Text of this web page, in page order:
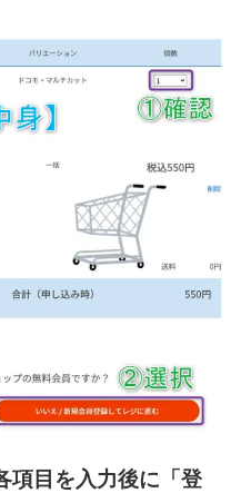
項目を入力後に「登